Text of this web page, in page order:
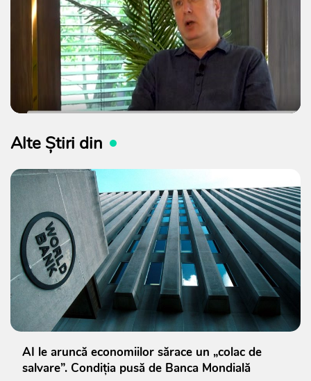
Alte Știri din
AI le aruncă economiilor sărace un „colac de
salvare”. Condiția pusă de Banca Mondială